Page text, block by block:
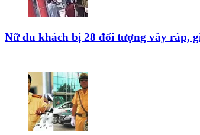
Nữ du khách bị 28 đối tượng vây ráp,